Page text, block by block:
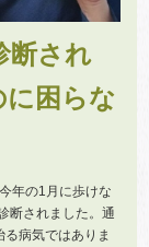
断され
困らな
年の1月に歩けな
断されました。通
病気ではありま